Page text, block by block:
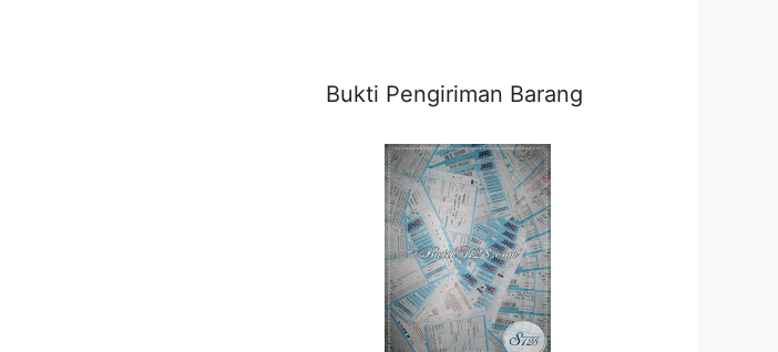
Bukti Pengiriman Barang